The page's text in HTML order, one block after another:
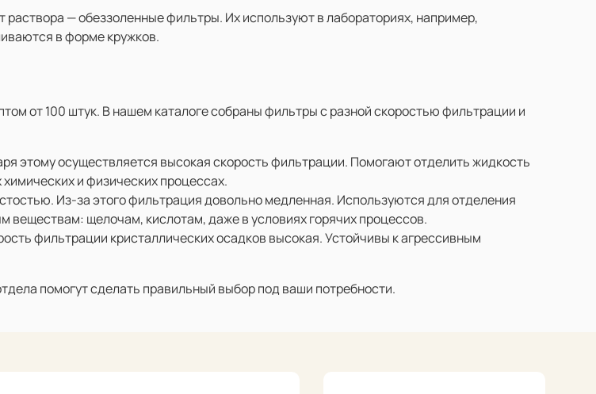
— обеззоленные фильтры. Их используют в лабораториях, например,
в форме кружков.
от 100 штук. В нашем каталоге собраны фильтры с разной скоростью фильтрации и
этому осуществляется высокая скорость фильтрации. Помогают отделить жидкость
и физических процессах.
Из-за этого фильтрация довольно медленная. Используются для отделения
веществам: щелочам, кислотам, даже в условиях горячих процессов.
фильтрации кристаллических осадков высокая. Устойчивы к агрессивным
помогут сделать правильный выбор под ваши потребности.